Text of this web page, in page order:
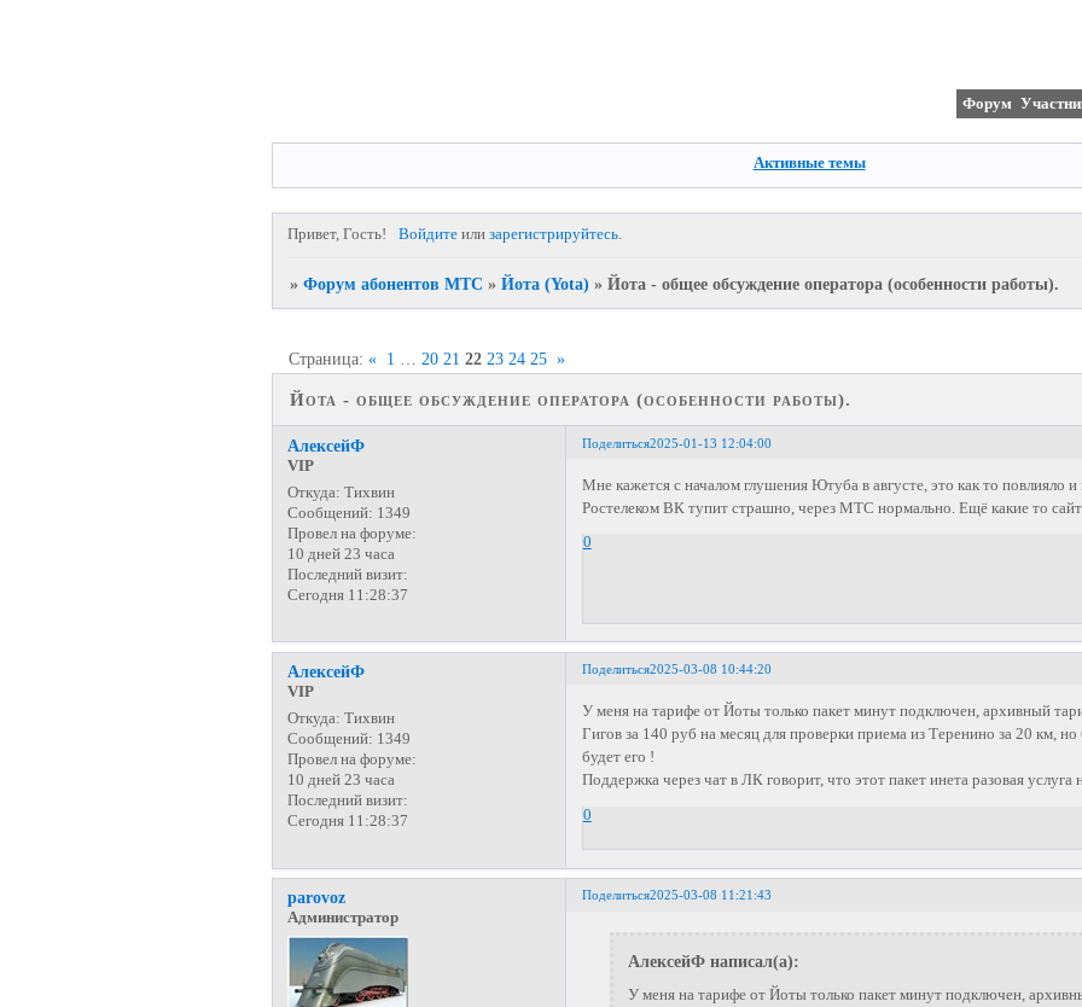
Форум
Активные темы
Привет, Гость! Войдитеили зарегистрируйтесь.
» Форум абонентов МТС » Йота (Yota) » Йота - общее обсуждение оператора (особенности работы).
Йота - общее обсуждение оператора (особенности работы).
Страница: « 1 20 21 22 23 24 25 »
Поделиться2025-01-13 12:04:00
АлексейФ
VIP
Откуда: Тихвин
Сообщений: 1349
Провел на форуме:
10 дней 23 часа
Последний визит:
Сегодня 11:28:37
Мне кажется с началом глушения Ютуба в августе, это как то повлияло
Ростелеком ВК тупит страшно, через МТС нормально. Ещё какие то
0
Поделиться2025-03-08 10:44:20
АлексейФ
VIP
Откуда: Тихвин
Сообщений: 1349
Провел на форуме:
10 дней 23 часа
Последний визит:
Сегодня 11:28:37
У меня на тарифе от Йоты только пакет минут подключен, архивный
Гигов за 140 руб на месяц для проверки приема из Теренино за 20 км,
будет его !
Поддержка через чат в ЛК говорит, что этот пакет инета разовая услуга
0
Поделиться2025-03-08 11:21:43
parovoz
Администратор
АлексейФ написал(а):
У меня на тарифе от Йоты только пакет минут подключен,